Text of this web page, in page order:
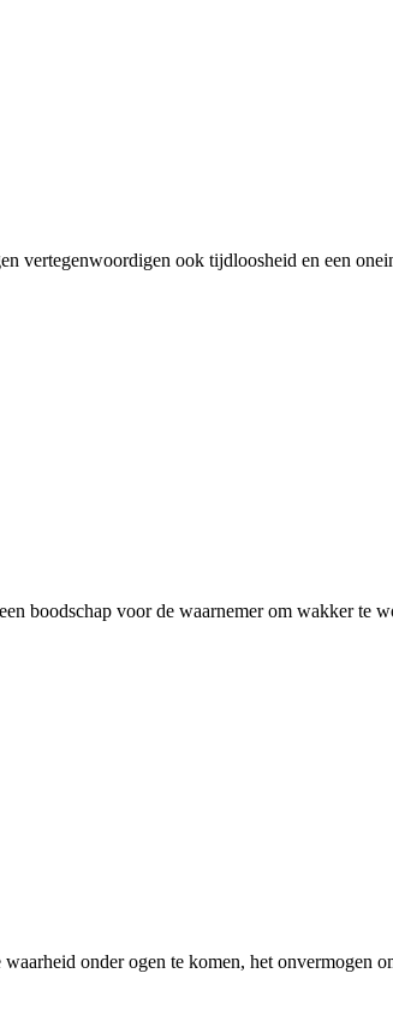
vertegenwoordigen ook tijdloosheid en een
boodschap voor de waarnemer om wakker te
onder ogen te komen, het onvermogen